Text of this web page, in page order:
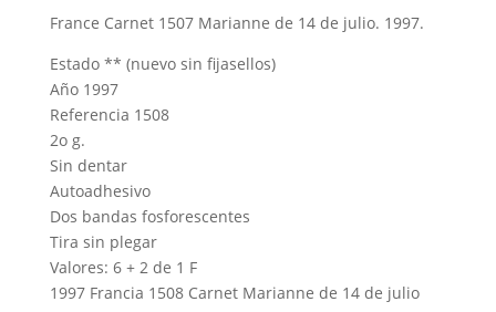
France Carnet 1507 Marianne de 14 de julio. 1997.
Estado ** (nuevo sin fijasellos)
Año 1997
Referencia 1508
2o g.
Sin dentar
Autoadhesivo
Dos bandas fosforescentes
Tira sin plegar
Valores: 6 + 2 de 1 F
1997 Francia 1508 Carnet Marianne de 14 de julio